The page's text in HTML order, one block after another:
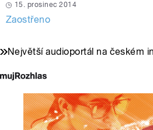
15. prosinec 2014
Zaostřeno
Největší audioportál na českém